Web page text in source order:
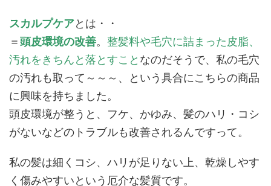
スカルプケアとは・・
＝頭皮環境の改善。 整髪料や毛穴に詰まった皮脂、
汚れをきちんと落とすこと なのだそうで、私の毛穴
の汚れも取って～～～、という具合にこちらの商品
に興味を持ちました。
頭皮環境が整うと、フケ、かゆみ、髪のハリ・コシ
がないなどのトラブルも改善されるんですって。
私の髪は細くコシ、ハリが足りない上、乾燥しやす
く傷みやすいという厄介な髪質です。